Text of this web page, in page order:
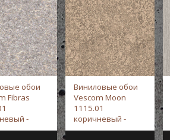
обои
Fibras
-
Виниловые обои
Vescom Moon
1115.01
коричневый -
Vescom